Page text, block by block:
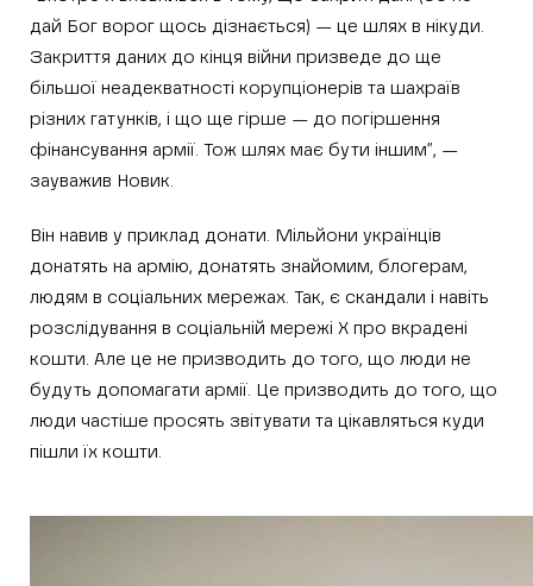
дай Бог ворог щось дізнається) — це шлях в нікуди.
Закриття даних до кінця війни призведе до ще
більшої неадекватності корупціонерів та шахраїв
різних гатунків, і що ще гірше — до погіршення
фінансування армії. Тож шлях має бути іншим”, —
зауважив Новик.
Він навив у приклад донати. Мільйони українців
донатять на армію, донатять знайомим, блогерам,
людям в соціальних мережах. Так, є скандали і навіть
розслідування в соціальній мережі Х про вкрадені
кошти. Але це не призводить до того, що люди не
будуть допомагати армії. Це призводить до того, що
люди частіше просять звітувати та цікавляться куди
пішли їх кошти.